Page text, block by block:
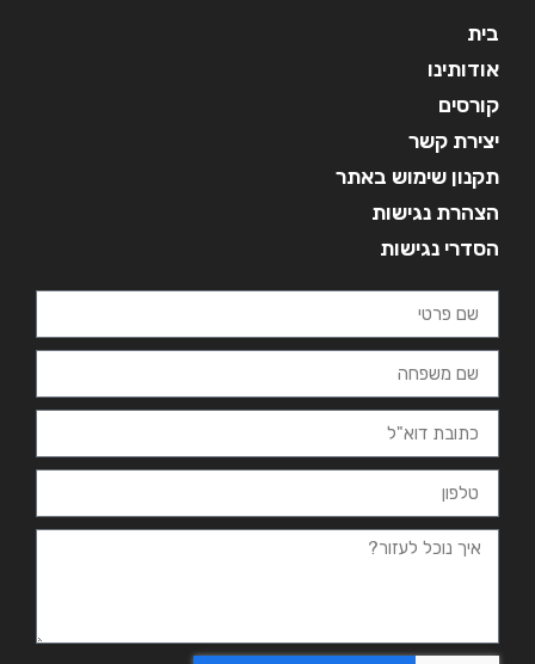
בית
אודותינו
קורסים
יצירת קשר
תקנון שימוש באתר
הצהרת נגישות
הסדרי נגישות